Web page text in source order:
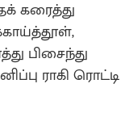
கரைத்து
பிசைந்து
ராகி ரொட்டி